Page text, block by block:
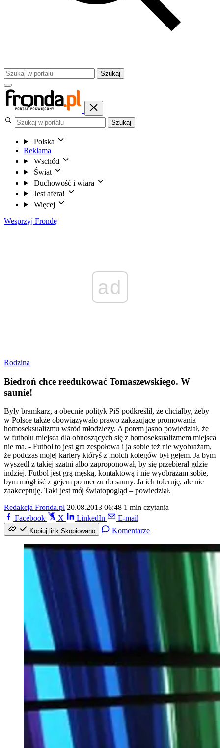
Szukaj
Szukaj
Polska
Reklama
Wschód
Świat
Duchowość i wiara
Jest afera!
Więcej
Wesprzyj Frondę
ad
Rodzina
Biedroń chce reedukować Tomaszewskiego. W
saunie!
Były bramkarz, a obecnie polityk PiS podkreślił, że chciałby, żeby
w Polsce także obowiązywało prawo zakazujące promowania
homoseksualizmu wśród młodzieży. A potem jasno powiedział, że
w futbolu miejsca dla obnoszących się z homoseksualizmem miejsca
nie ma. - Futbol to jest gra zespołowa i ja sobie też nie wyobrażam,
że podczas mojej kariery któryś z moich kolegów był gejem. Ja bym
wyszedł z takiej szatni albo zaproponował, by się przebierał gdzie
indziej. Futbol jest grą męską, kontaktową i nie wyobrażam sobie,
bym mógł iść z gejem po meczu do sauny. Ja ich toleruję, ale nie
zaakceptuję. Taki jest mój światopogląd – powiedział.
Redakcja Fronda.pl 20.08.2013 06:48 1 min czytania
Facebook
X LinkedIn E-mail
Kopiuj link Skopiowano Komentarze